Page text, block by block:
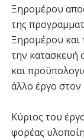
Ξηρομέρου
της
Ξηρομέρου και
την κατασκευή
και
άλλο έργο
Κύριος του
φορέας